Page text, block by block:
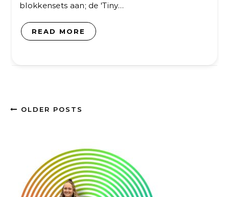
blokkensets aan; de 'Tiny…
READ MORE
OLDER POSTS